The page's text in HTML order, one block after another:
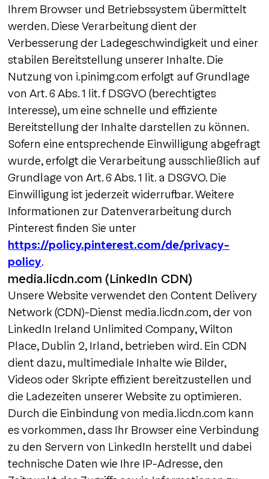
Ihrem Browser und Betriebssystem übermittelt
werden. Diese Verarbeitung dient der
Verbesserung der Ladegeschwindigkeit und einer
stabilen Bereitstellung unserer Inhalte. Die
Nutzung von i.pinimg.com erfolgt auf Grundlage
von Art. 6 Abs. 1 lit. f DSGVO (berechtigtes
Interesse), um eine schnelle und effiziente
Bereitstellung der Inhalte darstellen zu können.
Sofern eine entsprechende Einwilligung abgefragt
wurde, erfolgt die Verarbeitung ausschließlich auf
Grundlage von Art. 6 Abs. 1 lit. a DSGVO. Die
Einwilligung ist jederzeit widerrufbar. Weitere
Informationen zur Datenverarbeitung durch
Pinterest finden Sie unter
https://policy.pinterest.com/de/privacy-
policy.
media.licdn.com (LinkedIn CDN)
Unsere Website verwendet den Content Delivery
Network (CDN)-Dienst media.licdn.com, der von
LinkedIn Ireland Unlimited Company, Wilton
Place, Dublin 2, Irland, betrieben wird. Ein CDN
dient dazu, multimediale Inhalte wie Bilder,
Videos oder Skripte effizient bereitzustellen und
die Ladezeiten unserer Website zu optimieren.
Durch die Einbindung von media.licdn.com kann
es vorkommen, dass Ihr Browser eine Verbindung
zu den Servern von LinkedIn herstellt und dabei
technische Daten wie Ihre IP-Adresse, den